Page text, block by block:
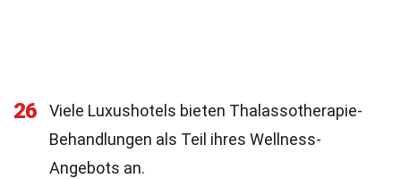
26
Viele Luxushotels bieten Thalassotherapie-
Behandlungen als Teil ihres Wellness-
Angebots an.